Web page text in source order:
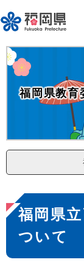
ー
ジ
の
先
福岡県教育
本
文
福岡県
ついて